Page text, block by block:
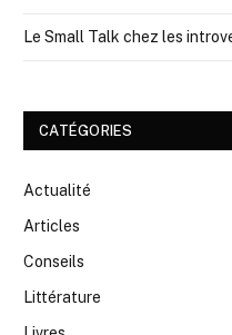
Le Small Talk chez les
CATÉGORIES
Actualité
Articles
Conseils
Littérature